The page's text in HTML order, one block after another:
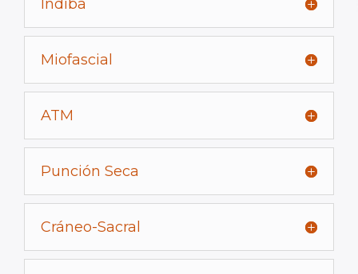
Indiba
Miofascial
ATM
Punción Seca
Cráneo-Sacral